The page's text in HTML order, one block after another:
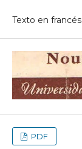
Texto en francés
PDF